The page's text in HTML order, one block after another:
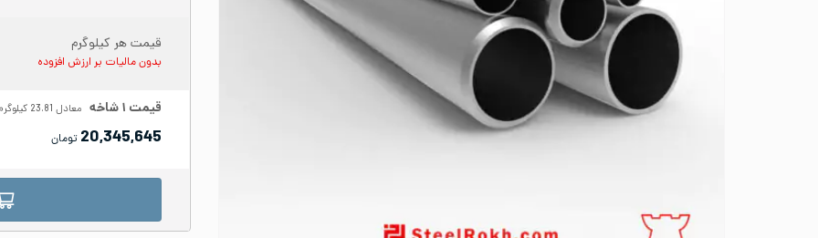
قیمت هر کیلوگرم
بدون مالیات بر ارزش افزوده
قیمت ۱شاخه معادل 23.81
20,345,645 تومان